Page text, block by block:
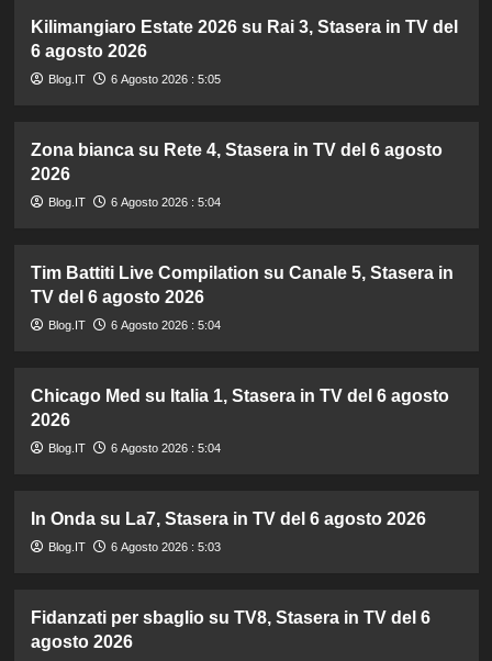
Kilimangiaro Estate 2026 su Rai 3, Stasera in TV del
6 agosto 2026
Blog.IT 6 Agosto 2026 : 5:05
Zona bianca su Rete 4, Stasera in TV del 6 agosto
2026
Blog.IT 6 Agosto 2026 : 5:04
Tim Battiti Live Compilation su Canale 5, Stasera in
TV del 6 agosto 2026
Blog.IT 6 Agosto 2026 : 5:04
Chicago Med su Italia 1, Stasera in TV del 6 agosto
2026
Blog.IT 6 Agosto 2026 : 5:04
In Onda su La7, Stasera in TV del 6 agosto 2026
Blog.IT 6 Agosto 2026 : 5:03
Fidanzati per sbaglio su TV8, Stasera in TV del 6
agosto 2026